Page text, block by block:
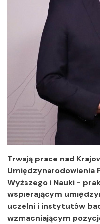
Trwają prace nad
Umiędzynarodowienia
Wyższego i Nauki -
wspierającym
uczelni i instytutów
wzmacniającym